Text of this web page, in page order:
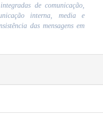
de comunicação,
interna, media e
das mensagens em